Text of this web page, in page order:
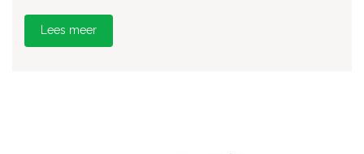
Lees meer